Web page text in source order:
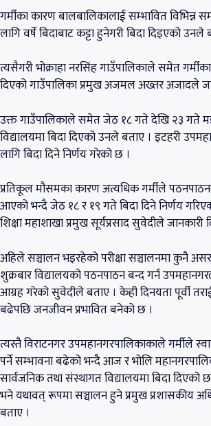
गर्मीका कारण बालबालिकालाई सम्भावित विभिन्न
लागि वर्षे बिदाबाट कट्टा हुनेगरी बिदा दिइएको उनले
त्यसैगरी भोक्राहा नरसिंह गाउँपालिकाले समेत
दिएको गाउँपालिका प्रमुख अजमल अख्तर अजादले
उक्त गाउँपालिकाले समेत जेठ १८ गते देखि २३ गते
विद्यालयमा बिदा दिएको उनले बताए । इटहरी
लागि बिदा दिने निर्णय गरेको छ ।
प्रतिकूल मौसमका कारण अत्यधिक गर्मीले
आएको भन्दै जेठ १८ र १९ गते बिदा दिने निर्णय
शिक्षा महाशाखा प्रमुख सूर्यप्रसाद सुवेदीले जानकारी
अहिले सञ्चालन भइरहेको परीक्षा सञ्चालनमा कुनै असर
शुक्रबार विद्यालयको पठनपाठन बन्द गर्न
आग्रह गरेको सुवेदीले बताए । केही दिनयता पूर्वी
बढेपछि जनजीवन प्रभावित बनेको छ ।
त्यस्तै विराटनगर उपमहानगरपालिकाकाले गर्मीले
पर्ने सम्भावना बढेको भन्दै आज र भोलि
सार्वजनिक तथा संस्थागत विद्यालयमा बिदा दिएको छ ।
भने यथावत् रूपमा सञ्चालन हुने प्रमुख प्रशासकीय
बताए ।